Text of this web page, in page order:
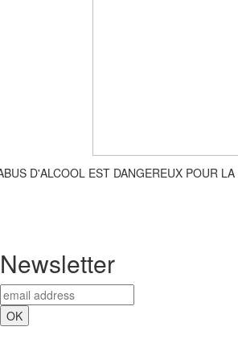
D'ALCOOL EST DANGEREUX POUR
Newsletter